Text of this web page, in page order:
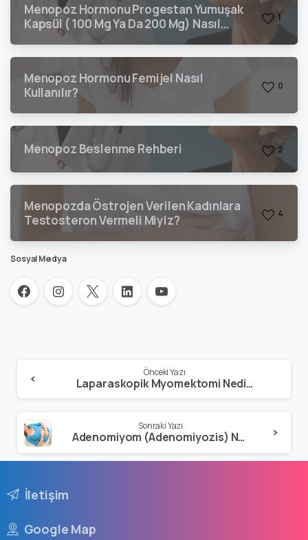
Menopoz Hormonu Progestan Yumuşak
Kapsül ( 100 Mg Ya Da 200 Mg) Nasıl
Kullanılır?
1
Menopoz Hormonu Femijel Nasıl
Kullanılır?
0
Menopoz Beslenme Rehberi 2
Menopozda Östrojen Verilen Kadınlara
Testosteron Vermeli Miyiz?
4
Sosyal Medya
Önceki Yazı
Laparaskopik Myomektomi Nedir? Riskleri Nelerdir?
Sonraki Yazı
Adenomiyom (Adenomiyozis) Nedir?
İletişim
Google Map